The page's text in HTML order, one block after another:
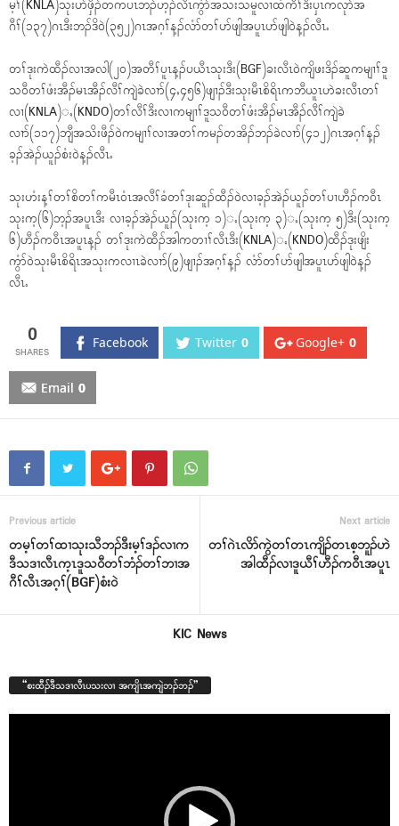
မ့ၢ်(KNLA)သုးပာ်ဖှိၣ်တကပၤဘၣ်ဟ့ၣ်လီၤကွံာ်အသးသမူလၢထံကီၢ်ဒီးၦၤကလုာ်အ
ဂီၢ်(၁၃၇)ဂၤဒီးဘၣ်ဒိ၀ဲ(၃၅၂)ဂၤအဂ့ၢ်န့ၣ်လံာ်တၢ်ပာ်ဖျါအပူၤပာ်ဖျါ၀ဲန့ၣ်လီၤႉ
တၢ်ဒုးကဲထီၣ်လၢအလါ(၂၀)အတီၢ်ပူၤန့ၣ်ပယီၤသုးဒီး(BGF)ခးလီၤ၀ဲကျိဖးဒိၣ်ဆူကမျၢၢ်ဒူ
သ၀ီတၢ်ဖံးအီၣ်မၤအီၣ်လီၢ်ကျဲခဲလၢာ်(၄ႇ၄၅၆)ဖျၢၣ်ဒီးသုးမီၤစိရိၤကဘီယူၤဟဲခးလီၤတၢ်
လၢ(KNLA)ႇ(KNDO)တၢ်လီၢ်ဒီးလၢကမျၢၢ်ဒူသ၀ီတၢ်ဖံးအီၣ်မၤအီၣ်လီၢ်ကျဲခဲ
လၢာ်(၁၁၇)ဘျီအသိးဖီၣ်၀ဲကမျၢၢ်လၢအတၢ်ကမၣ်တအိၣ်ဘၣ်ခဲလၢာ်(၄၁၂)ဂၤအဂ့ၢ်န့ၣ်
ခ့ၣ်အဲၣ်ယူၣ်စံး၀ဲန့ၣ်လီၤႉ
သုးဟံးန့ၢ်တၢ်စိတၢ်ကမီၤ၀ံၤအလီၢ်ခံတၢ်ဒုးဆူၣ်ထီၣ်၀ဲလၢခ့ၣ်အဲၣ်ယူၣ်တၢ်ပၢဟီၣ်က၀ီၤ
သုးက့(၆)ဘ့ၣ်အပူၤဒီး လၢခ့ၣ်အဲၣ်ယူၣ်(သုးက့ ၁)ႇ(သုးက့ ၃)ႇ(သုးက့ ၅)ဒီး(သုးက့
၆)ဟီၣ်က၀ီၤအပူၤန့ၣ် တၢ်ဒုးကဲထီၣ်အါကတၢၢ်လီၤဒီး(KNLA)ႇ(KNDO)ထီၣ်ဒုးဖျိး
ကွံာ်၀ဲသုးမီၤစိရိၤအသုးကလၢၤခဲလၢာ်(၉)ဖျၢၣ်အဂ့ၢ်န့ၣ် လံာ်တၢ်ပာ်ဖျါအပူၤပာ်ဖျါ၀ဲန့ၣ်
လီၤႉ
0 Facebook Twitter 0 Google+ 0
Email 0
Previous article
တမ့ၢ်တၢ်ထၢသုးသီဘၣ်ဒီးမ့ၢ်ဒၣ်လၢက
ဒီသဒၢလီၤက့ၤဒူသ၀ီတၢ်ဘံၣ်တၢ်ဘၢအ
ဂီၢ်လီၤအဂ့ၢ်(BGF)စံး၀ဲ
Next article
တၢ်ဂဲၤလိာ်ကွဲတၢ်တၤကျိၣ်တၤစ့ဘူၣ်ဟဲ
အါထီၣ်လၢဒူယီၢ်ဟီၣ်က၀ီၤအပူၤ
KIC News
“စးထီၣ်ဒီသဒၢလီၤပသးလၢ အကျိၤအကျဲဘၣ်ဘၣ်”